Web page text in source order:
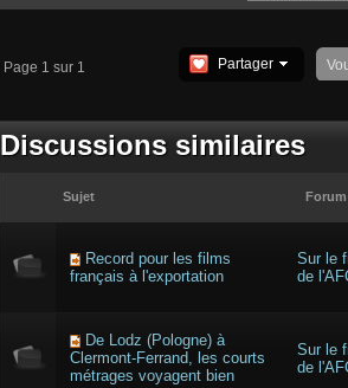
Page 1 sur 1 Partager
Discussions similaires
Sujet Forum
Record pour les films
français à l'exportation
Sur le
de
De Lodz (Pologne) à
Clermont-Ferrand, les courts
métrages voyagent bien
Sur le
de